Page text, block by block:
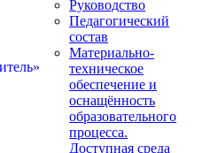
Руководство
Педагогический
состав
Материально-
техническое
обеспечение и
оснащённость
образовательного
процесса.
Доступная среда